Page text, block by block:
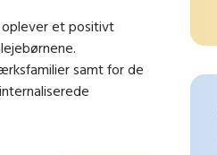
oplever et positivt
samt for de